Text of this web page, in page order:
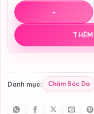
Kem Chống Nắng
Danh mục: Chăm Sóc Da